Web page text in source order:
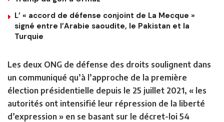
L’ « accord de défense conjoint de La Mecque »
signé entre l’Arabie saoudite, le Pakistan et la
Turquie
Les deux ONG de défense des droits soulignent dans
un communiqué qu’à l’approche de la première
élection présidentielle depuis le 25 juillet 2021, « les
autorités ont intensifié leur répression de la liberté
d’expression » en se basant sur le décret-loi 54